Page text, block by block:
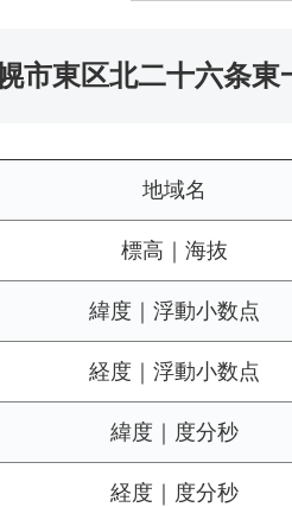
市東区北二十六条
地域名
標高｜海抜
緯度｜浮動小数点
経度｜浮動小数点
緯度｜度分秒
経度｜度分秒